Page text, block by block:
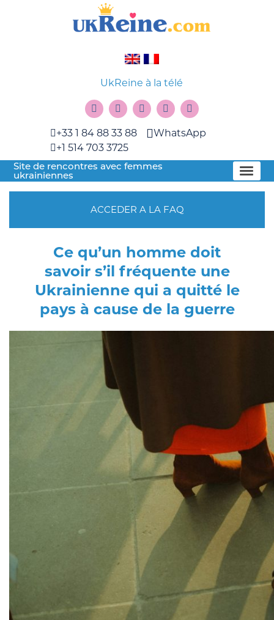
UkReine à la télé
+33 1 84 88 33 88
+1 514 703 3725
WhatsApp
Site de rencontres avec femmes
ukrainiennes
ACCEDER A LA FAQ
Ce qu’un homme doit
savoir s’il fréquente une
Ukrainienne qui a quitté le
pays à cause de la guerre